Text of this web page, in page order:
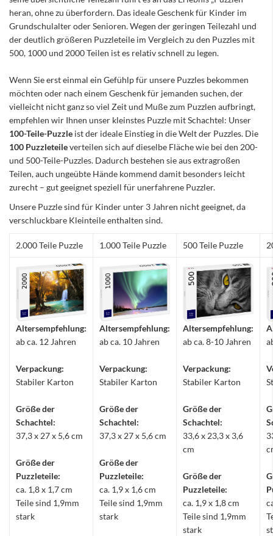
heran, ohne zu überfordern. Das ideale Geschenk für Kinder im
Grundschulalter oder Senioren. Wegen der geringen Teilezahl und
der deutlich größeren Puzzleteile im Vergleich zu den Puzzles mit
500, 1000 und 2000 Teilen ist es relativ schnell zu legen.
Wenn Sie erst einmal ein Gefühlp für unsere Puzzles bekommen
möchten oder nach einem Geschenk für jemanden suchen, der
vielleicht nicht ganz so viel Zeit und Muße zum Puzzlen aufbringt,
empfehlen wir Ihnen unser kleinstes Puzzle mit Schachtel: Unser
100-Teile-Puzzle ist der ideale Einstieg in die Welt der Puzzles. Die
100 Puzzleteileverteilen sich auf dieselbe Fläche wie bei den 200-
und 500-Teile-Puzzles. Dadurch bestehen sie aus extragroßen
Teilen, auch ungeübte Hände kommend damit besonders leicht
zurecht – gut geeignet speziell für unerfahrene Puzzler.
Unsere Puzzle sind für Kinder unter 3 Jahren nicht geeignet, da
verschluckbare Kleinteile enthalten sind.
2.000 Teile Puzzle 1.000 Teile Puzzle 500 Teile Puzzle
Altersempfehlung:
ab ca. 12 Jahren
Verpackung:
Stabiler Karton
Größe der
Schachtel:
37,3 x 27 x 5,6 cm
Größe der
Puzzleteile:
ca. 1,8 x 1,7 cm
Teile sind 1,9mm
stark
Altersempfehlung:
ab ca. 10 Jahren
Verpackung:
Stabiler Karton
Größe der
Schachtel:
37,3 x 27 x 5,6 cm
Größe der
Puzzleteile:
ca. 1,9 x 1,6 cm
Teile sind 1,9mm
stark
Altersempfehlung:
ab ca. 8-10 Jahren
Verpackung:
Stabiler Karton
Größe der
Schachtel:
33,6 x 23,3 x 3,6
cm
Größe der
Puzzleteile:
ca. 1,9 x 1,8 cm
Teile sind 1,9mm
stark